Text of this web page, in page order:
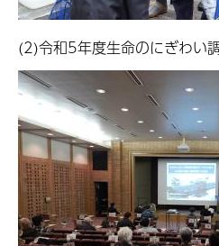
(2)令和5年度生命のにぎわい